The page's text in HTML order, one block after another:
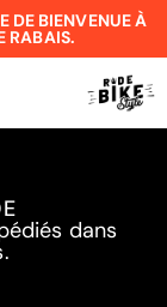
DE BIENVENUE À
RABAIS.
dans